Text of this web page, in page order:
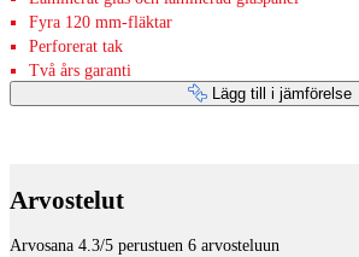
Fyra 120 mm-fläktar
Perforerat tak
Två års garanti
Lägg till i jämförelse
Arvostelut
Arvosana 4.3/5 perustuen 6 arvosteluun